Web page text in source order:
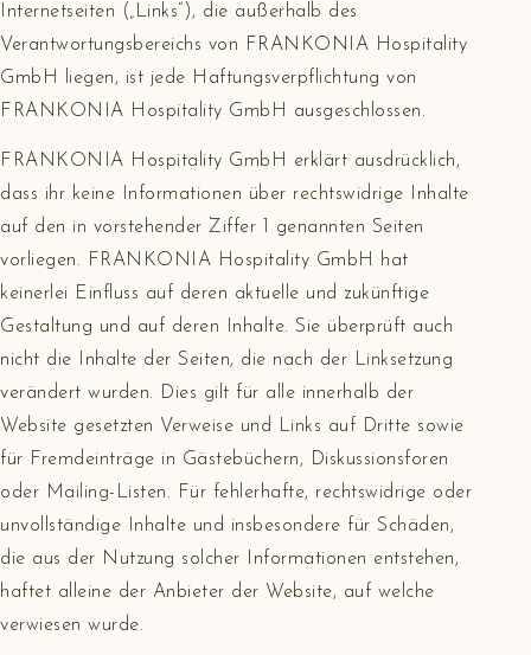
Internetseiten („Links“), die außerhalb des
Verantwortungsbereichs von FRANKONIA Hospitality
GmbH liegen, ist jede Haftungsverpflichtung von
FRANKONIA Hospitality GmbH ausgeschlossen.
FRANKONIA Hospitality GmbH erklärt ausdrücklich,
dass ihr keine Informationen über rechtswidrige Inhalte
auf den in vorstehender Ziffer 1 genannten Seiten
vorliegen. FRANKONIA Hospitality GmbH hat
keinerlei Einfluss auf deren aktuelle und zukünftige
Gestaltung und auf deren Inhalte. Sie überprüft auch
nicht die Inhalte der Seiten, die nach der Linksetzung
verändert wurden. Dies gilt für alle innerhalb der
Website gesetzten Verweise und Links auf Dritte sowie
für Fremdeinträge in Gästebüchern, Diskussionsforen
oder Mailing-Listen. Für fehlerhafte, rechtswidrige oder
unvollständige Inhalte und insbesondere für Schäden,
die aus der Nutzung solcher Informationen entstehen,
haftet alleine der Anbieter der Website, auf welche
verwiesen wurde.